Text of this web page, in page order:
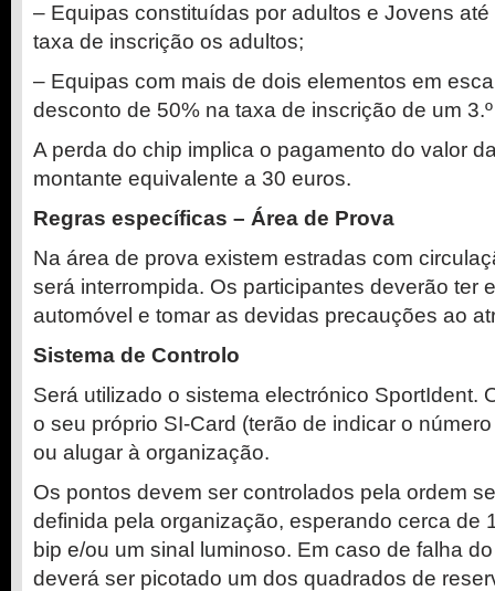
– Equipas constituídas por adultos e Jovens
taxa de inscrição os adultos;
– Equipas com mais de dois elementos em
desconto de 50% na taxa de inscrição de um
A perda do chip implica o pagamento do valor
montante equivalente a 30 euros.
Regras específicas – Área de Prova
Na área de prova existem estradas com
será interrompida. Os participantes deverão ter
automóvel e tomar as devidas precauções ao
Sistema de Controlo
Será utilizado o sistema electrónico SportIdent.
o seu próprio SI-Card (terão de indicar o
ou alugar à organização.
Os pontos devem ser controlados pela ordem
definida pela organização, esperando cerca de
bip e/ou um sinal luminoso. Em caso de falha
deverá ser picotado um dos quadrados de